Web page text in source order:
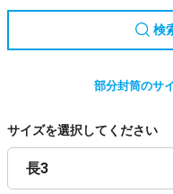
検
部分封筒のサ
サイズを選択してください